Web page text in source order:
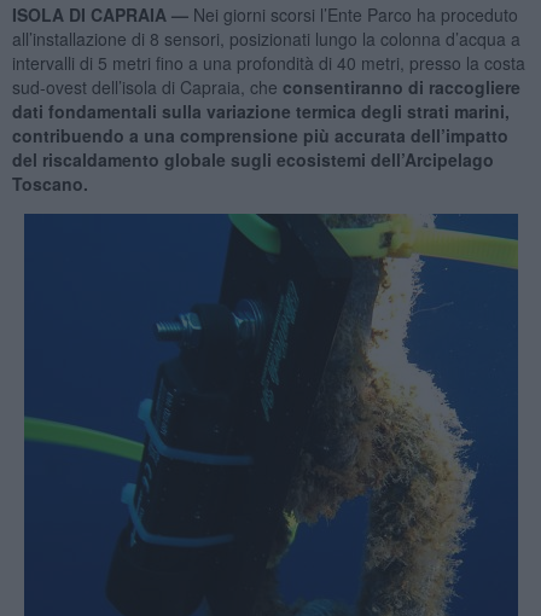
ISOLA DI CAPRAIA — Nei giorni scorsi l’Ente Parco ha proceduto
all’installazione di 8 sensori, posizionati lungo la colonna d’acqua a
intervalli di 5 metri fino a una profondità di 40 metri, presso la costa
sud-ovest dell’isola di Capraia, che consentiranno di raccogliere
dati fondamentali sulla variazione termica degli strati marini,
contribuendo a una comprensione più accurata dell’impatto
del riscaldamento globale sugli ecosistemi dell’Arcipelago
Toscano.